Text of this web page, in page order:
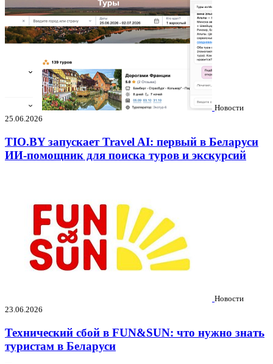
Новости
25.06.2026
TIO.BY запускает Travel AI: первый в Беларуси
ИИ-помощник для поиска туров и экскурсий
Новости
23.06.2026
Технический сбой в FUN&SUN: что нужно знать
туристам в Беларуси